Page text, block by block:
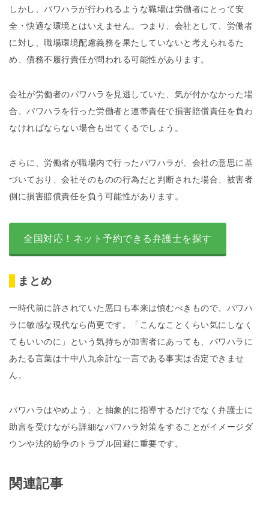
しかし、パワハラが行われるような職場は労働者にとって安
全・快適な環境とはいえません。つまり、会社として、労働者
に対し、職場環境配慮義務を果たしていないと考えられるた
め、債務不履行責任が問われる可能性があります。
会社が労働者のパワハラを見逃していた、気が付かなかった場
合、パワハラを行った労働者と連帯責任で損害賠償責任を負わ
なければならない場合も出てくるでしょう。
さらに、労働者が職場内で行ったパワハラが、会社の意思に基
づいており、会社そのものの行為だと判断された場合、被害者
側に損害賠償責任を負う可能性があります。
全国対応！ネット予約できる弁護士を探す
まとめ
一時代前に許されていた悪口も本来は慎むべきもので、パワハ
ラに敏感な現代なら尚更です。「こんなことくらい気にしなく
てもいいのに」という気持ちが加害者にあっても、パワハラに
あたる言葉は十中八九余計な一言である事実は否定できませ
ん。
パワハラはやめよう、と抽象的に指導するだけでなく弁護士に
助言を受けながら詳細なパワハラ対策をすることがイメージダ
ウンや法的紛争のトラブル回避に重要です。
関連記事